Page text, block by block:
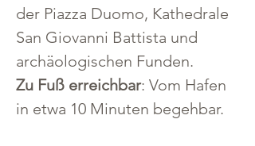
der Piazza Duomo, Kathedrale
San Giovanni Battista und
archäologischen Funden.
Zu Fuß erreichbar: Vom Hafen
in etwa 10 Minuten begehbar.